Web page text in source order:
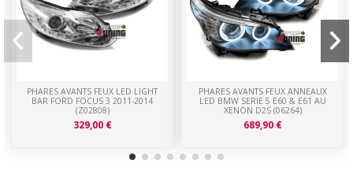
PHARES AVANTS FEUX LED LIGHT
BAR FORD FOCUS 3 2011-2014
(Z02808)
329,00 €
PHARES AVANTS FEUX ANNEAUX
LED BMW SERIE 5 E60 & E61 AU
XENON D2S (06264)
689,90 €